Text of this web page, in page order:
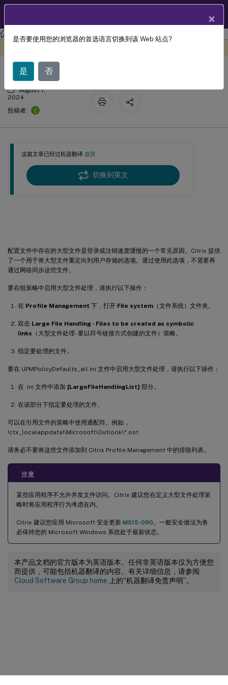
Profile Management Profile Management 2203
这篇文章已经过机器翻译.放弃
切换到英文
配置文件中存在的大型文件是登录或注销速度缓慢的一个常见原因。Citrix 提供
了一个用于将大型文件重定向到用户存储的选项。通过使用此选项，不需要再
通过网络同步这些文件。
要在组策略中启用大型文件处理，请执行以下操作：
在 Profile Management 下，打开 File system （文件系统）文件夹。
双击 Large File Handling - Files to be created as symbolic
links （大型文件处理 - 要以符号链接方式创建的文件）策略。
指定要处理的文件。
要在 UPMPolicyDefaults_all.ini 文件中启用大型文件处理，请执行以下操作：
在 .ini 文件中添加 [LargeFileHandlingList] 部分。
在该部分下指定要处理的文件。
可以在引用文件的策略中使用通配符。例如，
!ctx_localappdata!\Microsoft\Outlook\*.ost
请务必不要将这些文件添加到 Citrix Profile Management 中的排除列表。
注意
某些应用程序不允许并发文件访问。Citrix 建议您在定义大型文件处理策
略时将应用程序行为考虑在内。
Citrix 建议您应用 Microsoft 安全更新 MS15-090 。一般安全做法为务
必保持您的 Microsoft Windows 系统处于最新状态。
本产品文档的官方版本为英语版本。任何非英语版本仅为方便您
而提供，可能包括机器翻译的内容。有关详细信息，请参阅
Cloud Software Group home 上的“机器翻译免责声明”。
启用大型文件处理
August 1,
2024
投稿者:
C
×
是否要使用您的浏览器的首选语言切换到该 Web 站点?
是 否